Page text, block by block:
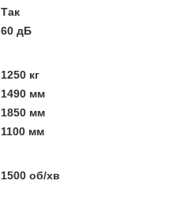
Так
60 дБ
1250 кг
1490 мм
1850 мм
1100 мм
1500 об/хв